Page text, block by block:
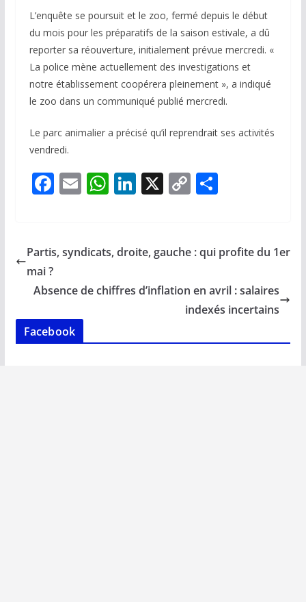
L’enquête se poursuit et le zoo, fermé depuis le début
du mois pour les préparatifs de la saison estivale, a dû
reporter sa réouverture, initialement prévue mercredi. «
La police mène actuellement des investigations et
notre établissement coopérera pleinement », a indiqué
le zoo dans un communiqué publié mercredi.
Le parc animalier a précisé qu’il reprendrait ses activités
vendredi.
F
b
o
k
E
l
W
s
p
Li
e
n
X C
y
n
k
P
g
Partis, syndicats, droite, gauche : qui profite du 1er
mai ?
Absence de chiffres d’inflation en avril : salaires
indexés incertains
Facebook